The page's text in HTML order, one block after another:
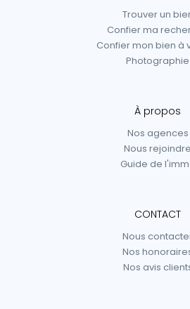
Trouver un
Confier ma
Confier mon bien à
Photographie
À propos
Nos agences
Nous rejoindre
Guide de
CONTACT
Nous
Nos
Nos avis